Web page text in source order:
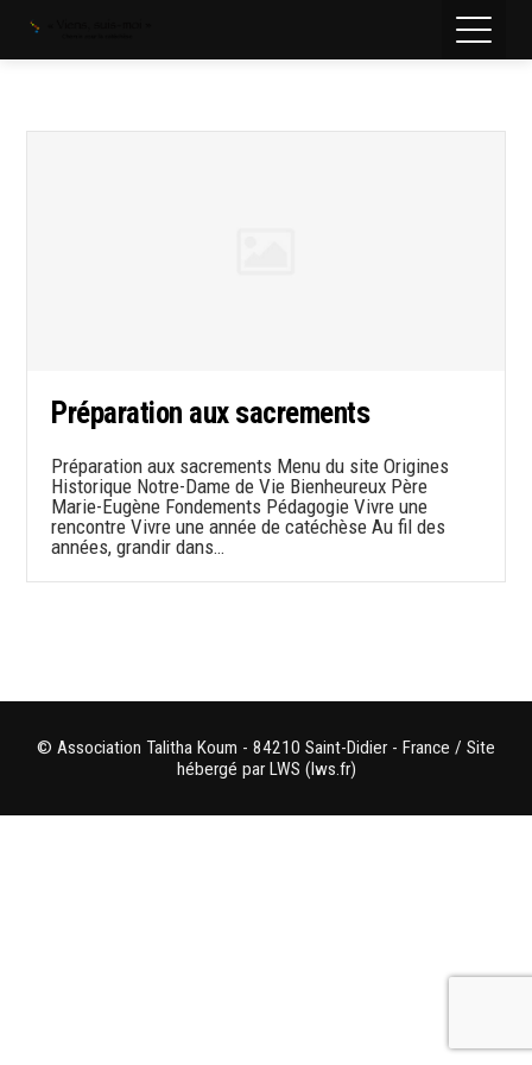
Préparation aux sacrements
Préparation aux sacrements Menu du site Origines
Historique Notre-Dame de Vie Bienheureux Père
Marie-Eugène Fondements Pédagogie Vivre une
rencontre Vivre une année de catéchèse Au fil des
années, grandir dans…
© Association Talitha Koum - 84210 Saint-Didier - France / Site
hébergé par LWS (lws.fr)